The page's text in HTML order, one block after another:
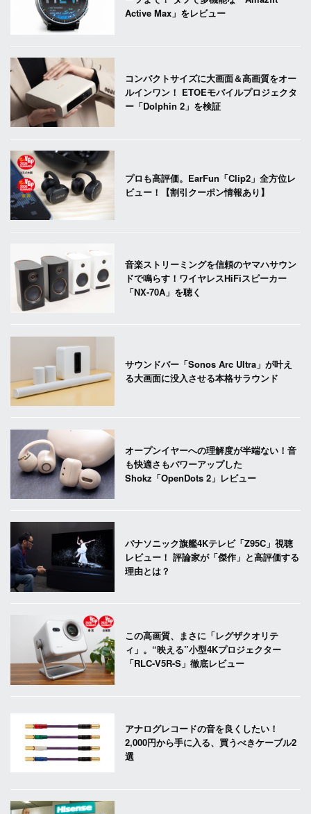
Active Max」をレビュー
コンパクトサイズに大画面＆高画質をオー
ルインワン！ ETOEモバイルプロジェクタ
ー「Dolphin 2」を検証
プロも高評価。EarFun「Clip2」全方位レ
ビュー！【割引クーポン情報あり】
音楽ストリーミングを信頼のヤマハサウン
ドで鳴らす！ワイヤレスHiFiスピーカー
「NX-70A」を聴く
サウンドバー「Sonos Arc Ultra」が叶え
る大画面に没入させる本格サラウンド
オープンイヤーへの理解度が半端ない！音
も快適さもパワーアップした
Shokz「OpenDots 2」レビュー
パナソニック旗艦4Kテレビ「Z95C」視聴
レビュー！ 評論家が「傑作」と高評価する
理由とは？
この高画質、まさに「レグザクオリテ
ィ」。“映える”小型4Kプロジェクター
「RLC-V5R-S」徹底レビュー
アナログレコードの音を良くしたい！
2,000円から手に入る、買うべきケーブル2
選